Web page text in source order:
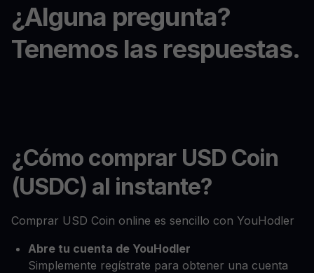
¿Alguna pregunta?
Tenemos las respuestas.
¿Cómo comprar USD Coin
(USDC) al instante?
Comprar USD Coin online es sencillo con YouHodler
Abre tu cuenta de YouHodler
Simplemente regístrate para obtener una cuenta